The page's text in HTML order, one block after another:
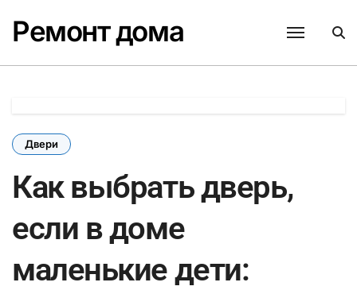
содержанию
Ремонт дома
Двери
Как выбрать дверь,
если в доме
маленькие дети: